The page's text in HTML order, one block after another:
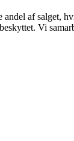
af salget,
Vi